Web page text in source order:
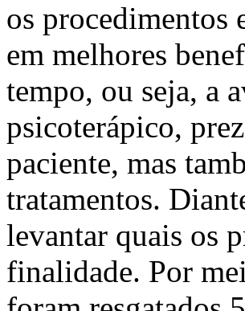
os procedimentos
em melhores
tempo, ou seja, a
psicoterápico,
paciente, mas
tratamentos.
levantar quais os
finalidade. Por